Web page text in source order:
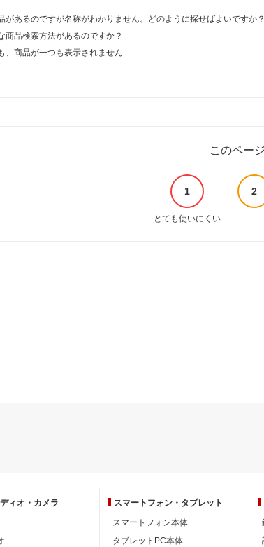
があるのですが名称がわかりません。どのように探せばよいですか？
商品検索方法があるのですか？
、商品が一つも表示されません
このペー
1 2
とても使いにくい
ィオ・カメラ
スマートフォン・ タブレット
スマートフォン本体
タブレットPC本体